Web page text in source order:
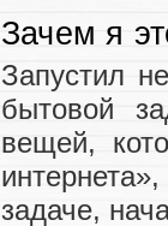
Зачем я
Запустил
бытовой
вещей,
задаче,